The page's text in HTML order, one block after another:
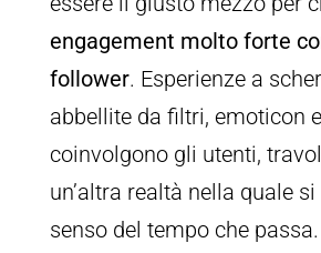
engagement molto forte
follower. Esperienze a
abbellite da filtri, emoticon
coinvolgono gli utenti,
un’altra realtà nella quale si
senso del tempo che